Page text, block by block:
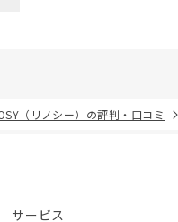
（リノシー）の評判・口コミ
サービス